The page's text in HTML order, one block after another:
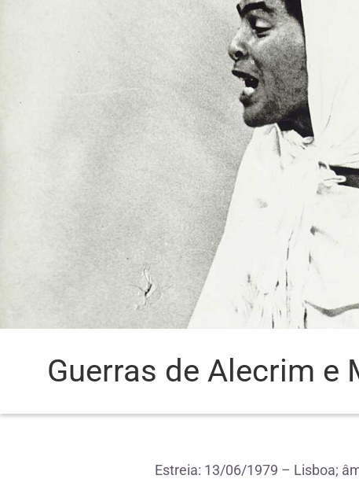
Guerras de Alecrim e
Estreia: 13/06/1979 – Lisboa;